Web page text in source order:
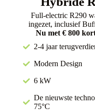
Full-electric R290
ingezet, inclusief
Nu met € 800
2-4 jaar
Modern Design
6 kW
De nieuwste
75°C